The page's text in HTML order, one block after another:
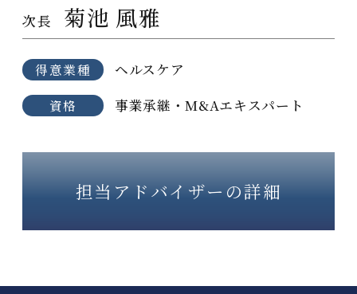
次長 菊池 風雅
得意業種 ヘルスケア
資格 事業承継・M&Aエキスパート
担当アドバイザーの詳細